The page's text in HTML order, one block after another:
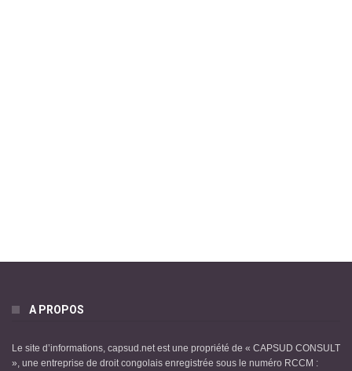
A PROPOS
Le site d’informations, capsud.net est une propriété de « CAPSUD CONSULT
», une entreprise de droit congolais enregistrée sous le numéro RCCM :